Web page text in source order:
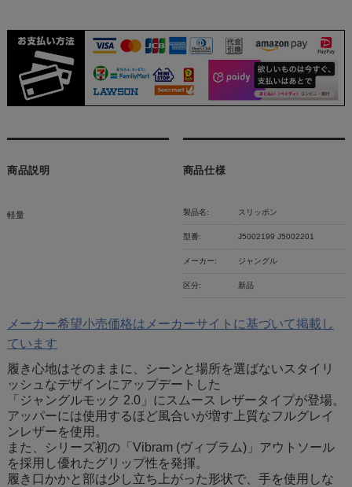
商品説明
軽量
商品仕様
製品名: スリッポン
型番: J5002199 J5002201
メーカー: ジャングル
区分: 新品
メーカー希望小売価格はメーカーサイトに基づいて掲載し
ています
履き心地はそのままに、シーンと場所を選ばないスタイリ
ッシュなデザインにアップデートした
「ジャングルモック 2.0」にスムース レザータイプが登場。
アッパーには使用するほど風合いが増す上質なフルグレイ
ンレザーを使用。
また、シリーズ初の「Vibram (ヴィブラム)」アウトソール
を採用し優れたグリップ性を発揮。
履き口かかと部は少し立ち上がった形状で、手を使用しな